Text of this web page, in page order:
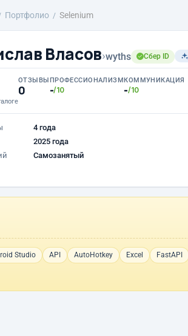
Портфолио Selenium
Власов›wyths Сбер ID
ОТЗЫВЫ
0
ПРОФЕССИОНАЛИЗМ
-/10
КОММУНИКАЦИЯ
-/10
4 года
2025 года
Самозанятый
Studio API AutoHotkey Excel FastAPI